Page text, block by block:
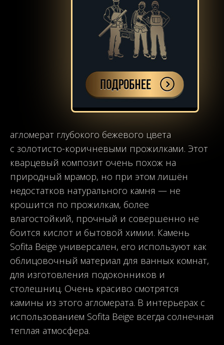
агломерат глубокого бежевого цвета
с золотисто-коричневыми прожилками. Этот
кварцевый композит очень похож на
природный мрамор, но при этом лишён
недостатков натурального камня — не
крошится по прожилкам, более
влагостойкий, прочный и совершенно не
боится кислот и бытовой химии. Камень
Sofita Beige универсален, его используют как
облицовочный материал для ванных комнат,
для изготовления подоконников и
столешниц. Очень красиво смотрятся
камины из этого агломерата. В интерьерах с
использованием Sofita Beige всегда солнечная
теплая атмосфера.